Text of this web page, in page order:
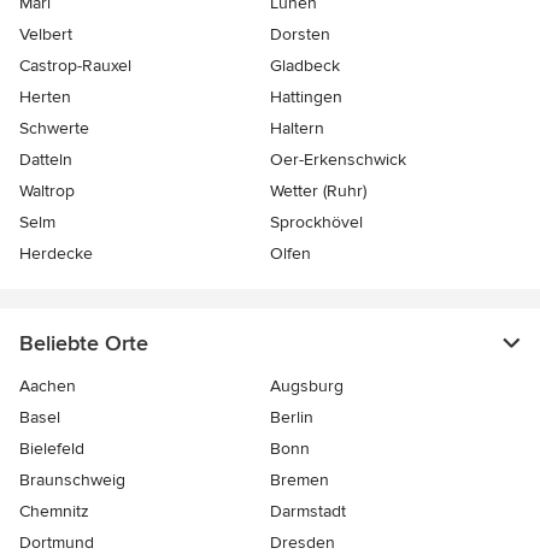
Velbert
Dorsten
Castrop-Rauxel
Gladbeck
Herten
Hattingen
Schwerte
Haltern
Datteln
Oer-Erkenschwick
Waltrop
Wetter (Ruhr)
Selm
Sprockhövel
Herdecke
Olfen
Beliebte Orte
Aachen
Augsburg
Basel
Berlin
Bielefeld
Bonn
Braunschweig
Bremen
Chemnitz
Darmstadt
Dortmund
Dresden